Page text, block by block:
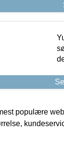
populære